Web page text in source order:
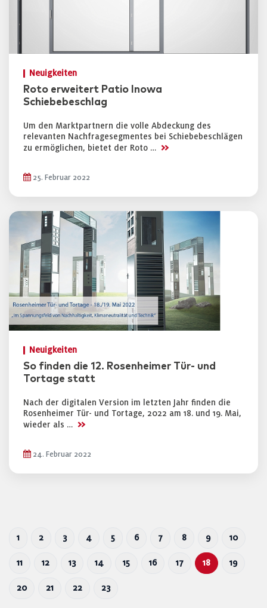
Neuigkeiten
Roto erweitert Patio Inowa
Schiebebeschlag
Um den Marktpartnern die volle Abdeckung des
relevanten Nachfragesegmentes bei Schiebebeschlägen
zu ermöglichen, bietet der Roto … >>
25. Februar 2022
Neuigkeiten
So finden die 12. Rosenheimer Tür- und
Tortage statt
Nach der digitalen Version im letzten Jahr finden die
Rosenheimer Tür- und Tortage, 2022 am 18. und 19. Mai,
wieder als … >>
24. Februar 2022
1 2 3 4 5 6 7 8 9 10
11 12 13 14 15 16 17 18 19
20 21 22 23